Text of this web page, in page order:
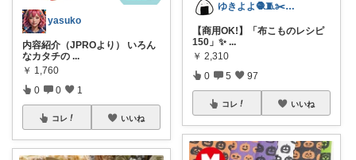
yasuko
内容紹介（JPROより） いろん
なカタチの ...
￥ 1,760
0 0 1
コレ いいね
ゆきよよ🧶🧵✂️ハンドメイド大好き♡
【商用OK!】「布こものレシピ
150」✨ ...
￥ 2,310
0 5 97
コレ いいね